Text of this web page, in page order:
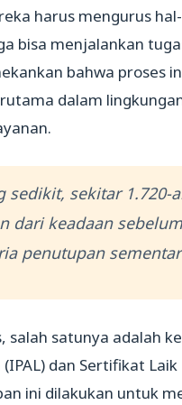
harus mengurus
bisa menjalankan
bahwa proses
dalam
sedikit, sekitar 1.720-
dari keadaan
penutupan
salah satunya adalah
dan Sertifikat Laik
ini dilakukan untuk